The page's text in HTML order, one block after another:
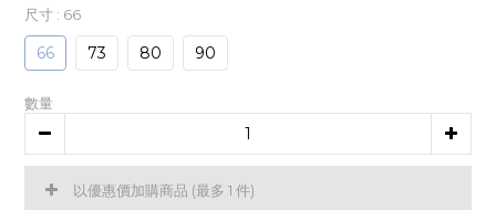
尺寸 : 66
66 73 80 90
數量
以優惠價加購商品 (最多 1 件)